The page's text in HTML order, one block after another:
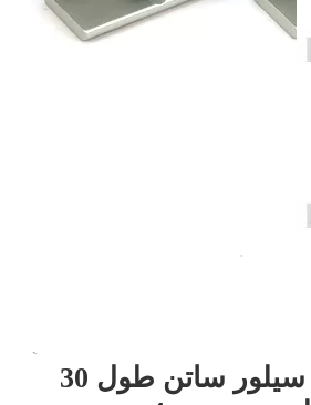
آتاژور شیشه سیلور ساتن طول 30